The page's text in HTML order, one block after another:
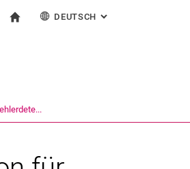
DEUTSCH : ALTERNATIVE